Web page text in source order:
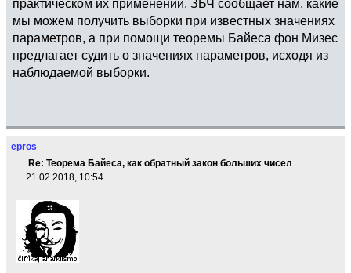
практическом их применении. ЗБЧ сообщает нам, какие
мы можем получить выборки при известных значениях
параметров, а при помощи теоремы Байеса фон Мизес
предлагает судить о значениях параметров, исходя из
наблюдаемой выборки.
epros
Re: Теорема Байеса, как обратный закон больших чисел
21.02.2018, 10:54